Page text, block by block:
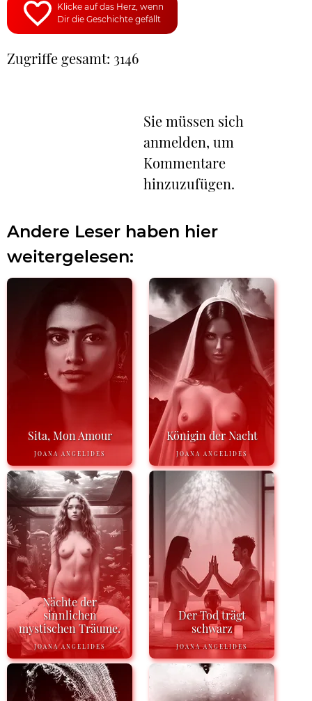
Klicke auf das Herz, wenn
Dir die Geschichte gefällt
Zugriffe gesamt: 3146
Sie müssen sich
anmelden, um
Kommentare
hinzuzufügen.
Andere Leser haben hier
weitergelesen:
Sita, Mon Amour
JOANA ANGELIDES
Königin der Nacht
JOANA ANGELIDES
Nächte der
sinnlichen
mystischen Träume.
JOANA ANGELIDES
Der Tod trägt
schwarz
JOANA ANGELIDES